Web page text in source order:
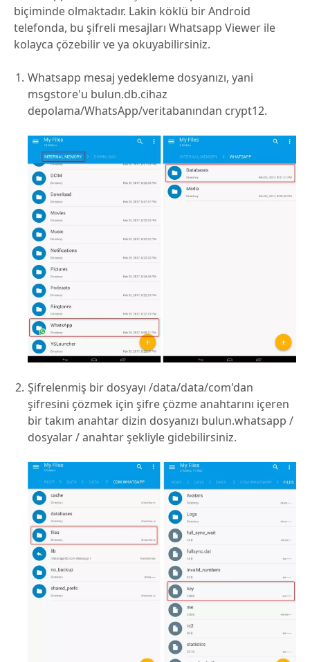
biçiminde olmaktadır. Lakin köklü bir Android
telefonda, bu şifreli mesajları Whatsapp Viewer ile
kolayca çözebilir ve ya okuyabilirsiniz.
Whatsapp mesaj yedekleme dosyanızı, yani
msgstore'u bulun.db.cihaz
depolama/WhatsApp/veritabanından crypt12.
Şifrelenmiş bir dosyayı /data/data/com'dan
şifresini çözmek için şifre çözme anahtarını içeren
bir takım anahtar dizin dosyanızı bulun.whatsapp /
dosyalar / anahtar şekliyle gidebilirsiniz.